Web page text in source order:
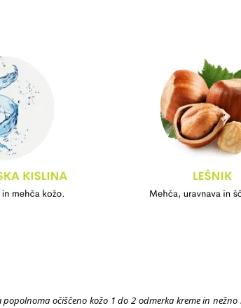
očiščeno kožo 1 do 2 odmerka kreme in